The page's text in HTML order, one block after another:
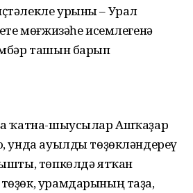
урыны – Урал
мөғжизәһе исемлегенә
ташын барып
ҡатна-шыусылар Ашҡаҙар
унда ауылды төҙөкләндереү
төпкөлдә ятҡан
урамдарының таҙа,